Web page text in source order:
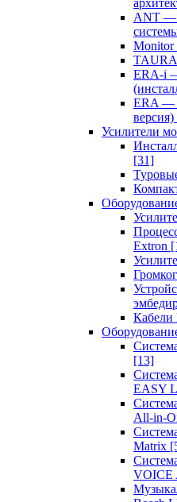
ANT —
Monitor
ERA-i
ERA —
версия)
Усилители
[31]
Extron
Кабели
[13]
EASY
All-in-
Matrix
VOICE